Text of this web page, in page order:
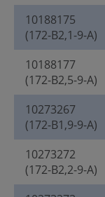
10188175
(172-B2,1-9-A)
10188177
(172-B2,5-9-A)
10273267
(172-B1,9-9-A)
10273272
(172-B2,2-9-A)